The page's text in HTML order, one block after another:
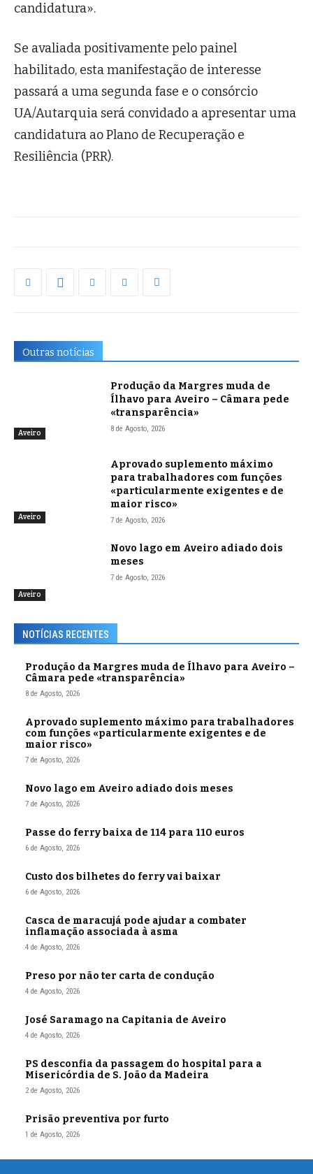
candidatura».
Se avaliada positivamente pelo painel
habilitado, esta manifestação de interesse
passará a uma segunda fase e o consórcio
UA/Autarquia será convidado a apresentar uma
candidatura ao Plano de Recuperação e
Resiliência (PRR).
Outras notícias
Aveiro
Produção da Margres muda de
Ílhavo para Aveiro – Câmara pede
«transparência»
8 de Agosto, 2026
Aveiro
Aprovado suplemento máximo
para trabalhadores com funções
«particularmente exigentes e de
maior risco»
7 de Agosto, 2026
Aveiro
Novo lago em Aveiro adiado dois
meses
7 de Agosto, 2026
NOTÍCIAS RECENTES
Produção da Margres muda de Ílhavo para Aveiro –
Câmara pede «transparência»
8 de Agosto, 2026
Aprovado suplemento máximo para trabalhadores
com funções «particularmente exigentes e de
maior risco»
7 de Agosto, 2026
Novo lago em Aveiro adiado dois meses
7 de Agosto, 2026
Passe do ferry baixa de 114 para 110 euros
6 de Agosto, 2026
Custo dos bilhetes do ferry vai baixar
6 de Agosto, 2026
Casca de maracujá pode ajudar a combater
inflamação associada à asma
4 de Agosto, 2026
Preso por não ter carta de condução
4 de Agosto, 2026
José Saramago na Capitania de Aveiro
4 de Agosto, 2026
PS desconfia da passagem do hospital para a
Misericórdia de S. João da Madeira
2 de Agosto, 2026
Prisão preventiva por furto
1 de Agosto, 2026